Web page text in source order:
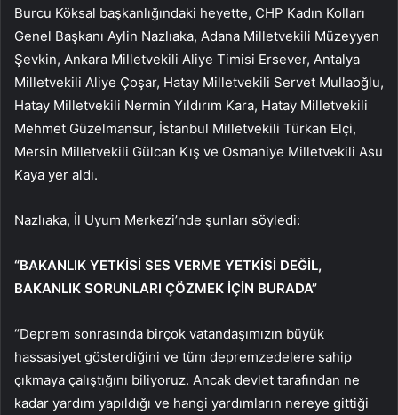
Burcu Köksal başkanlığındaki heyette, CHP Kadın Kolları
Genel Başkanı Aylin Nazlıaka, Adana Milletvekili Müzeyyen
Şevkin, Ankara Milletvekili Aliye Timisi Ersever, Antalya
Milletvekili Aliye Çoşar, Hatay Milletvekili Servet Mullaoğlu,
Hatay Milletvekili Nermin Yıldırım Kara, Hatay Milletvekili
Mehmet Güzelmansur, İstanbul Milletvekili Türkan Elçi,
Mersin Milletvekili Gülcan Kış ve Osmaniye Milletvekili Asu
Kaya yer aldı.
Nazlıaka, İl Uyum Merkezi’nde şunları söyledi:
“BAKANLIK YETKİSİ SES VERME YETKİSİ DEĞİL,
BAKANLIK SORUNLARI ÇÖZMEK İÇİN BURADA”
“Deprem sonrasında birçok vatandaşımızın büyük
hassasiyet gösterdiğini ve tüm depremzedelere sahip
çıkmaya çalıştığını biliyoruz. Ancak devlet tarafından ne
kadar yardım yapıldığı ve hangi yardımların nereye gittiği